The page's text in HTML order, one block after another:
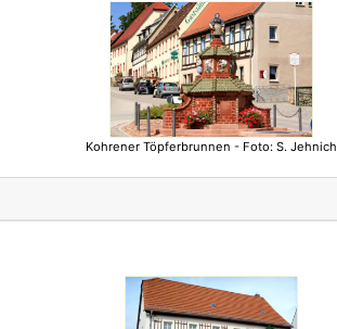
Kohrener Töpferbrunnen - Foto: S. Jehnich